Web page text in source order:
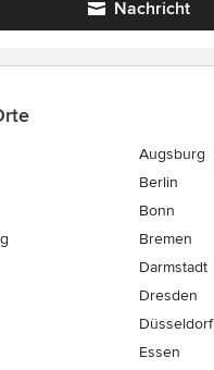
Nachricht
Augsburg
Berlin
Bonn
Bremen
Darmstadt
Dresden
Düsseldorf
Essen